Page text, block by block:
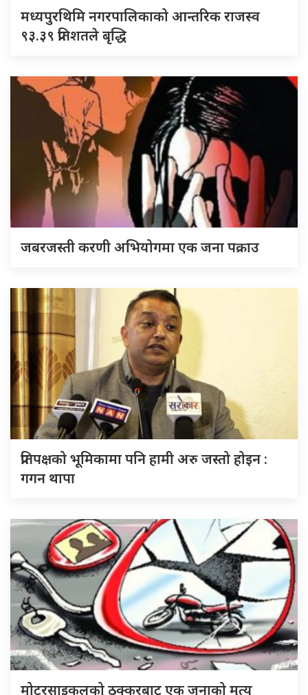
मध्यपुरथिमि नगरपालिकाको आन्तरिक राजस्व
९३.३९ प्रतिशतले बृद्धि
जबरजस्ती करणी अभियोगमा एक जना पक्राउ
प्रतिपक्षको भूमिकामा पनि हामी अरु जस्तो होइन :
गगन थापा
मोटरसाइकलको ठक्करबाट एक जनाको मृत्यु